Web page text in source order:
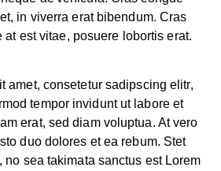
in viverra erat bibendum. Cras
at est vitae, posuere lobortis erat.
amet, consetetur sadipscing elitr,
tempor invidunt ut labore et
erat, sed diam voluptua. At vero
duo dolores et ea rebum. Stet
no sea takimata sanctus est Lorem